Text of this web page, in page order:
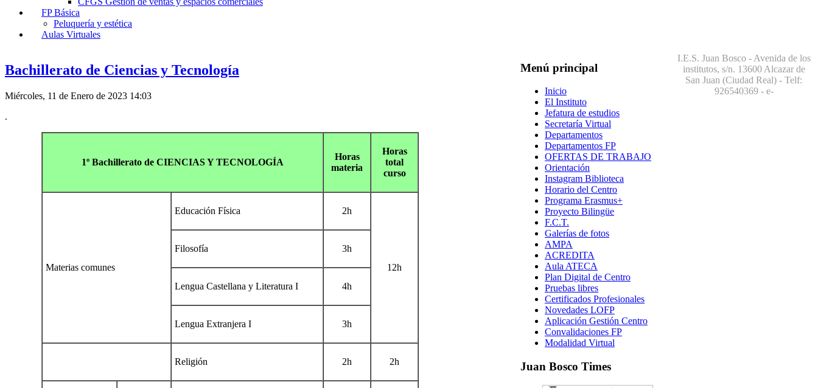
FP Básica
Peluquería y estética
Aulas Virtuales
Bachillerato de Ciencias y Tecnología
Miércoles, 11 de Enero de 2023 14:03
.
1º Bachillerato de CIENCIAS Y TECNOLOGÍA
Horas
materia
Horas
total
curso
Materias comunes
Educación Física 2h
12h
Filosofía 3h
Lengua Castellana y Literatura I 4h
Lengua Extranjera I 3h
Religión 2h 2h
Menú principal
Inicio
El Instituto
Jefatura de estudios
Secretaría Virtual
Departamentos
Departamentos FP
OFERTAS DE TRABAJO
Orientación
Instagram Biblioteca
Horario del Centro
Programa Erasmus+
Proyecto Bilingüe
F.C.T.
Galerías de fotos
AMPA
ACREDITA
Aula ATECA
Plan Digital de Centro
Pruebas libres
Certificados Profesionales
Novedades LOFP
Aplicación Gestión Centro
Convalidaciones FP
Modalidad Virtual
Juan Bosco Times
I.E.S. Juan Bosco - Avenida de los
institutos, s/n. 13600 Alcazar de
San Juan (Ciudad Real) - Telf:
926540369- e-